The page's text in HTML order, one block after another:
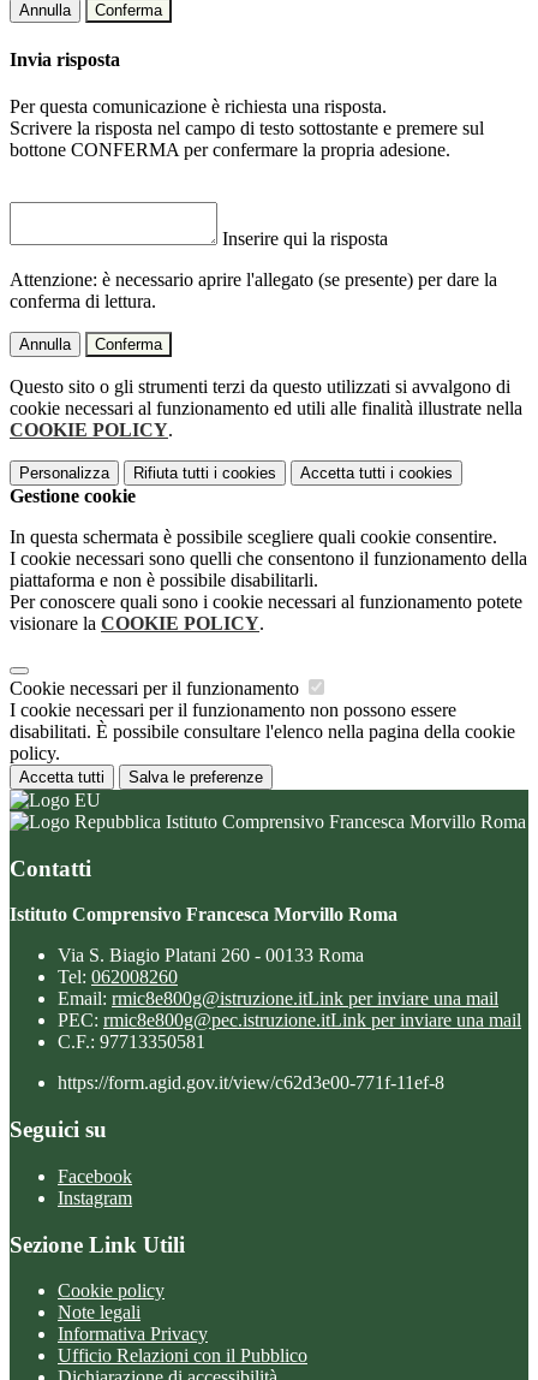
Annulla Conferma
Invia risposta
Per questa comunicazione è richiesta una risposta.
Scrivere la risposta nel campo di testo sottostante e premere sul
bottone CONFERMA per confermare la propria adesione.
Inserire qui la risposta
Attenzione: è necessario aprire l'allegato (se presente) per dare la
conferma di lettura.
Annulla Conferma
Questo sito o gli strumenti terzi da questo utilizzati si avvalgono di
cookie necessari al funzionamento ed utili alle finalità illustrate nella
COOKIE POLICY.
Personalizza Rifiuta tutti i cookies Accetta tutti i cookies
Gestione cookie
In questa schermata è possibile scegliere quali cookie consentire.
I cookie necessari sono quelli che consentono il funzionamento della
piattaforma e non è possibile disabilitarli.
Per conoscere quali sono i cookie necessari al funzionamento potete
visionare la COOKIE POLICY.
Cookie necessari per il funzionamento
I cookie necessari per il funzionamento non possono essere
disabilitati. È possibile consultare l'elenco nella pagina della cookie
policy.
Accetta tutti Salva le preferenze
Istituto Comprensivo Francesca Morvillo Roma
Contatti
Istituto Comprensivo Francesca Morvillo Roma
Via S. Biagio Platani 260 - 00133 Roma
Tel: 062008260
Email: rmic8e800g@istruzione.itLink per inviare una mail
PEC: rmic8e800g@pec.istruzione.itLink per inviare una mail
C.F.: 97713350581
https://form.agid.gov.it/view/c62d3e00-771f-11ef-8
Seguici su
Facebook
Instagram
Sezione Link Utili
Cookie policy
Note legali
Informativa Privacy
Ufficio Relazioni con il Pubblico